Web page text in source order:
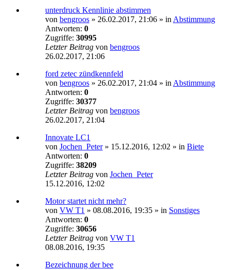
unterdruck Kennlinie abstimmen
von bengroos » 26.02.2017, 21:06 » in Abstimmung
Antworten: 0
Zugriffe: 30995
Letzter Beitrag von bengroos
26.02.2017, 21:06
ford zetec zündkennfeld
von bengroos » 26.02.2017, 21:04 » in Abstimmung
Antworten: 0
Zugriffe: 30377
Letzter Beitrag von bengroos
26.02.2017, 21:04
Innovate LC1
von Jochen_Peter» 15.12.2016, 12:02 » in Biete
Antworten: 0
Zugriffe: 38209
Letzter Beitrag von Jochen_Peter
15.12.2016, 12:02
Motor startet nicht mehr?
von VW T1 » 08.08.2016, 19:35 » in Sonstiges
Antworten: 0
Zugriffe: 30656
Letzter Beitrag von VW T1
08.08.2016, 19:35
Bezeichnung der bee